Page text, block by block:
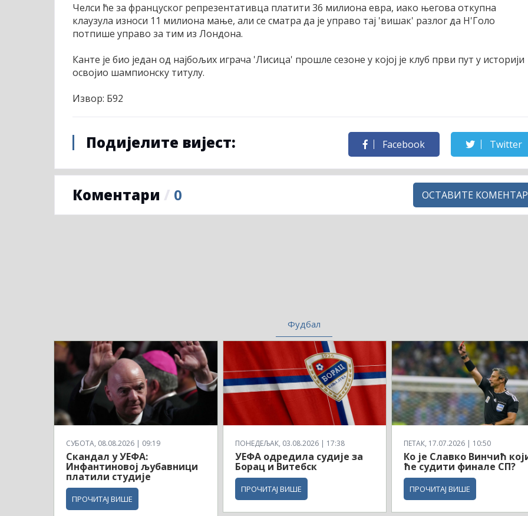
Челси ће за француског репрезентативца платити 36 милиона евра, иако његова откупна
клаузула износи 11 милиона мање, али се сматра да је управо тај 'вишак' разлог да Н'Голо
потпише управо за тим из Лондона.
Канте је био један од најбољих играча 'Лисица' прошле сезоне у којој је клуб први пут у историји
освојио шампионску титулу.
Извор: Б92
Подијелите вијест: Facebook Twitter
Коментари / 0 ОСТАВИТЕ КОМЕНТАР
Фудбал
СУБОТА, 08.08.2026 | 09:19
Скандал у УЕФА:
Инфантиновој љубавници
платили студије
ПРОЧИТАЈ ВИШЕ
ПОНЕДЕЉАК, 03.08.2026 | 17:38
УЕФА одредила судије за
Борац и Витебск
ПРОЧИТАЈ ВИШЕ
ПЕТАК, 17.07.2026 | 10:50
Ко је Славко Винчић
ће судити финале СП?
ПРОЧИТАЈ ВИШЕ